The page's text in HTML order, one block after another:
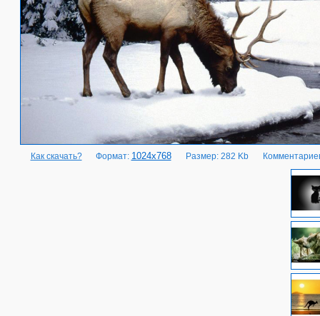
Как скачать? Формат: 1024x768 Размер: 282 Kb